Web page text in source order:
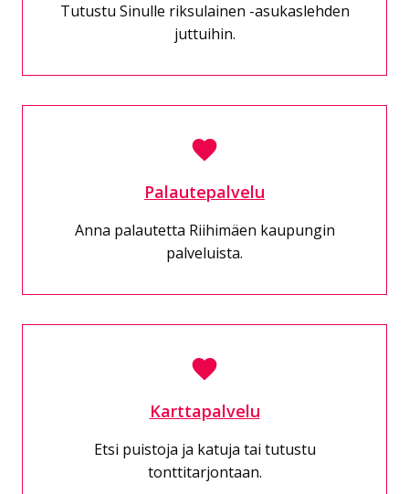
Tutustu Sinulle riksulainen -asukaslehden
juttuihin.
Palautepalvelu
Anna palautetta Riihimäen kaupungin
palveluista.
Karttapalvelu
Etsi puistoja ja katuja tai tutustu
tonttitarjontaan.